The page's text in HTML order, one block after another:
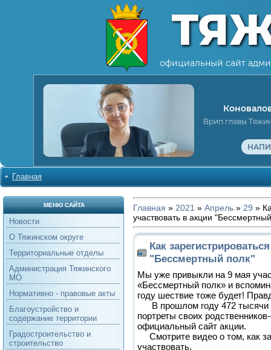
официальный сайт
Врип главы
Главная
МЕНЮ САЙТА
Новости
О Тяжинском округе
Территориальные отделы
Администрация Тяжинского
МО
Нормативно - правовые акты
Благоустройство и
содержание территории
Градостроительство и
строительство
Главная » 2021 » Апрель » 29 »
участвовать в акции
Как
"Бессмертный полк"
Мы уже привыкли на 9 мая
«Бессмертный полк» и
году шествие тоже будет!
В прошлом году 472 тысячи
портреты своих
официальный сайт акции.
Смотрите видео о том, как
участвовать.